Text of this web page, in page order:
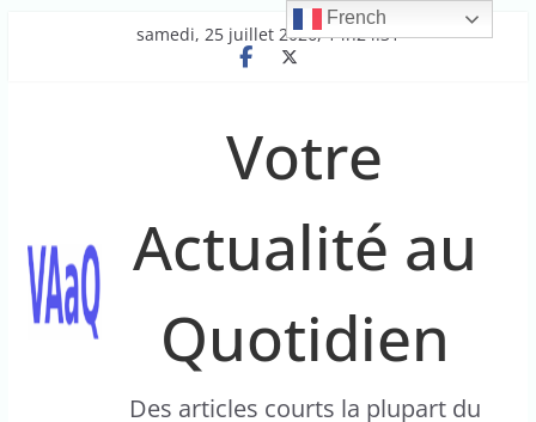
samedi, 25 juillet 2026, 14h24:31
Votre
Actualité au
Quotidien
Des articles courts la plupart du
French